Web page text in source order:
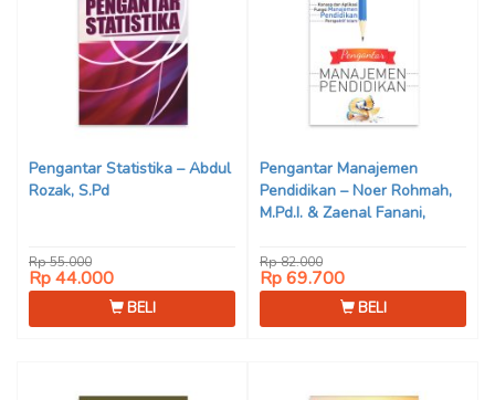
Pengantar Statistika – Abdul
Rozak, S.Pd
Rp 55.000
Rp 44.000
BELI
Pengantar Manajemen
Pendidikan – Noer Rohmah,
M.Pd.I. & Zaenal Fanani,
Rp 82.000
Rp 69.700
BELI